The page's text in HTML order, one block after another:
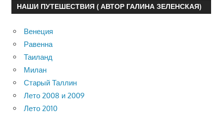
НАШИ ПУТЕШЕСТВИЯ ( АВТОР ГАЛИНА ЗЕЛЕНСКАЯ)
Венеция
Равенна
Таиланд
Милан
Старый Таллин
Лето 2008 и 2009
Лето 2010